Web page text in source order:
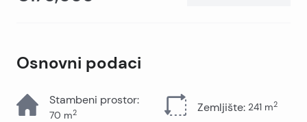
Osnovni podaci
Stambeni prostor:
70 m2 Zemljište: 241 m2